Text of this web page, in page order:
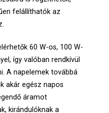
felállíthatók az
60 W-os, 100 W-
így valóban rendkívül
A napelemek továbbá
akár egész napos
áramot
kirándulóknak a